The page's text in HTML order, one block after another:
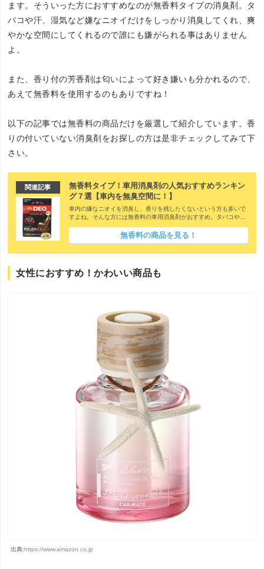
ます。そういった方におすすめなのが無香料タイプの消臭剤。タ
バコや汗、湿気など嫌なニオイだけをしっかり消臭してくれ、爽
やかな空間にしてくれるので誰にも嫌がられる事はありません
よ。
また、香り付の芳香剤は匂いによって好き嫌いも分かれるので、
あえて無香料を使用するのもありですね！
以下の記事では無香料の商品だけを厳選して紹介しています。香
りの付いていない消臭剤をお探しの方は是非チェックしてみて下
さい。
関連記事
無香料タイプ！車用消臭剤の人気おすすめランキン
グ７選【車内を無臭空間に！】
車内の嫌なニオイを消臭し、香りを残したくないという方も多いで
すよね。そんな方には無香料の車用消臭剤がおすすめ。タバコや体
原因菌からしっかり除去することが出来るんです。ただ、様々なメ
ーカーから無香料の商品が販売されている上に、置き型やスプレー
無香料の商品を見る！
女性におすすめ！かわいい商品も
出典: https://www.amazon.co.jp